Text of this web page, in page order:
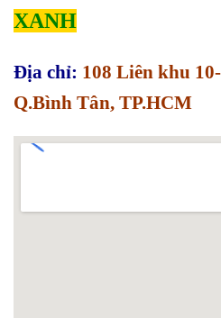
XANH
Địa chỉ: 108 Liên khu
Q.Bình Tân, TP.HCM